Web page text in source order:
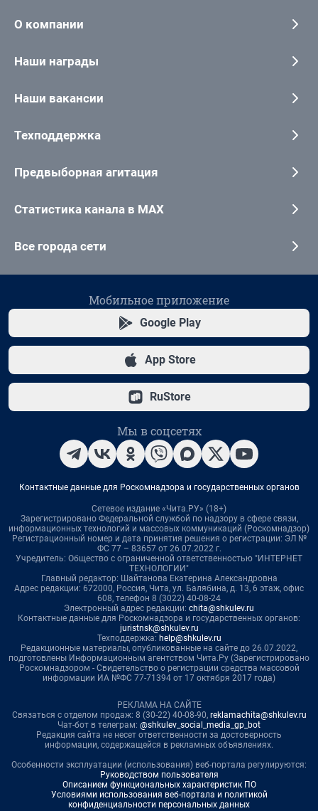
О компании
Наши награды
Наши вакансии
Техподдержка
Предвыборная агитация
Статистика канала в MAX
Все города сети
Мобильное приложение
Google Play
App Store
RuStore
Мы в соцсетях
Контактные данные для Роскомнадзора и государственных органов
Сетевое издание «Чита.РУ» (18+)
Зарегистрировано Федеральной службой по надзору в сфере связи,
информационных технологий и массовых коммуникаций (Роскомнадзор)
Регистрационный номер и дата принятия решения о регистрации: ЭЛ №
ФС 77 – 83657 от 26.07.2022 г.
Учредитель: Общество с ограниченной ответственностью "ИНТЕРНЕТ
ТЕХНОЛОГИИ"
Главный редактор: Шайтанова Екатерина Александровна
Адрес редакции: 672000, Россия, Чита, ул. Балябина, д. 13, 6 этаж, офис
608, телефон 8 (3022) 40-08-24
Электронный адрес редакции: chita@shkulev.ru
Контактные данные для Роскомнадзора и государственных органов:
juristnsk@shkulev.ru
Техподдержка: help@shkulev.ru
Редакционные материалы, опубликованные на сайте до 26.07.2022,
подготовлены Информационным агентством Чита.Ру (Зарегистрировано
Роскомнадзором - Свидетельство о регистрации средства массовой
информации ИА №ФС 77-71394 от 17 октября 2017 года)
РЕКЛАМА НА САЙТЕ
Связаться с отделом продаж: 8 (30-22) 40-08-90, reklamachita@shkulev.ru
Чат-бот в телеграм: @shkulev_social_media_gp_bot
Редакция сайта не несет ответственности за достоверность
информации, содержащейся в рекламных объявлениях.
Особенности эксплуатации (использования) веб-портала регулируются:
Руководством пользователя
Описанием функциональных характеристик ПО
Условиями использования веб-портала и политикой
конфиденциальности персональных данных